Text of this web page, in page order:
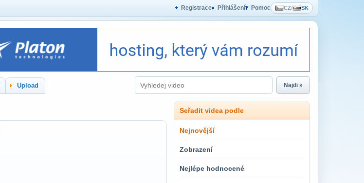
Registrace Přihlášení Pomoc CZ/ SK
Upload Najdi »
Seřadit videa podle
Nejnovější
Zobrazení
Nejlépe hodnocené